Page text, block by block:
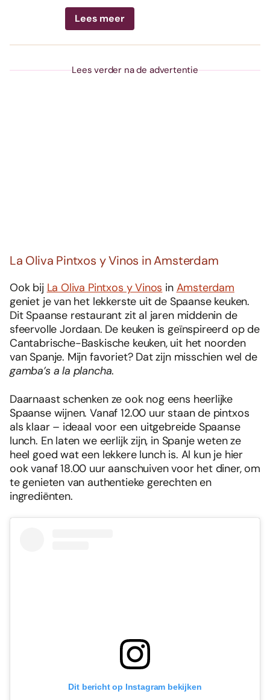
Lees meer
Lees verder na de advertentie
La Oliva Pintxos y Vinos in Amsterdam
Ook bij La Oliva Pintxos y Vinos in Amsterdam
geniet je van het lekkerste uit de Spaanse keuken.
Dit Spaanse restaurant zit al jaren middenin de
sfeervolle Jordaan. De keuken is geïnspireerd op de
Cantabrische-Baskische keuken, uit het noorden
van Spanje. Mijn favoriet? Dat zijn misschien wel de
gamba’s a la plancha.
Daarnaast schenken ze ook nog eens heerlijke
Spaanse wijnen. Vanaf 12.00 uur staan de pintxos
als klaar – ideaal voor een uitgebreide Spaanse
lunch. En laten we eerlijk zijn, in Spanje weten ze
heel goed wat een lekkere lunch is. Al kun je hier
ook vanaf 18.00 uur aanschuiven voor het diner, om
te genieten van authentieke gerechten en
ingrediënten.
Dit bericht op Instagram bekijken